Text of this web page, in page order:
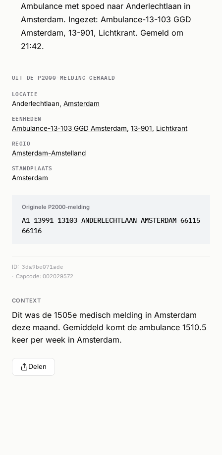
Ambulance met spoed naar Anderlechtlaan in
Amsterdam. Ingezet: Ambulance-13-103 GGD
Amsterdam, 13-901, Lichtkrant. Gemeld om
21:42.
UIT DE P2000-MELDING GEHAALD
LOCATIE
Anderlechtlaan, Amsterdam
EENHEDEN
Ambulance-13-103 GGD Amsterdam 13-901 Lichtkrant
REGIO
Amsterdam-Amstelland
STANDPLAATS
Amsterdam
Originele P2000-melding
A1 13991 13103 ANDERLECHTLAAN AMSTERDAM 66115
66116
ID: 3da9be071ade
Capcode: 002029572
CONTEXT
Dit was de 1505e medisch melding in Amsterdam
deze maand. Gemiddeld komt de ambulance 1510.5
keer per week in Amsterdam.
Delen